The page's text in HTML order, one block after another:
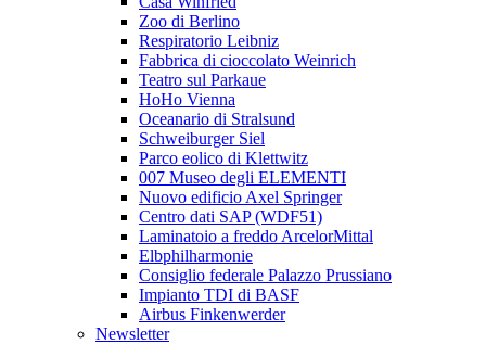
Zoo di Berlino
Respiratorio Leibniz
Fabbrica di cioccolato Weinrich
Teatro sul Parkaue
HoHo Vienna
Oceanario di Stralsund
Schweiburger Siel
Parco eolico di Klettwitz
007 Museo degli ELEMENTI
Nuovo edificio Axel Springer
Centro dati SAP (WDF51)
Laminatoio a freddo ArcelorMittal
Elbphilharmonie
Consiglio federale Palazzo Prussiano
Impianto TDI di BASF
Airbus Finkenwerder
Newsletter